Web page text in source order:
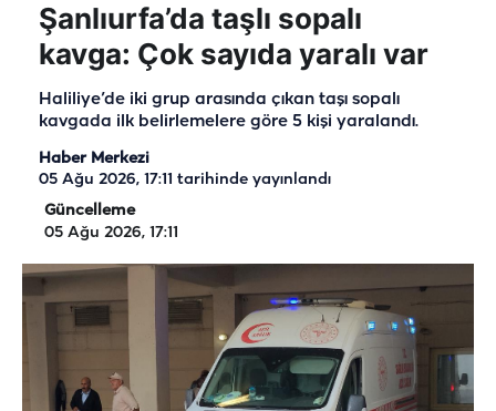
Şanlıurfa’da taşlı sopalı
kavga: Çok sayıda yaralı var
Haliliye’de iki grup arasında çıkan taşı sopalı
kavgada ilk belirlemelere göre 5 kişi yaralandı.
Haber Merkezi
05 Ağu 2026, 17:11 tarihinde yayınlandı
Güncelleme
05 Ağu 2026, 17:11